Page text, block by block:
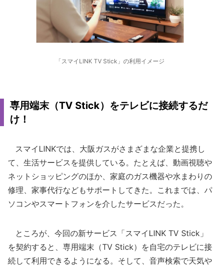
「スマイLINK TV Stick」の利用イメージ
専用端末（TV Stick）をテレビに接続するだ
け！
スマイLINKでは、大阪ガスがさまざまな企業と提携し
て、生活サービスを提供している。たとえば、動画視聴や
ネットショッピングのほか、家庭のガス機器や水まわりの
修理、家事代行などもサポートしてきた。これまでは、パ
ソコンやスマートフォンを介したサービスだった。
ところが、今回の新サービス「スマイLINK TV Stick」
を契約すると、専用端末（TV Stick）を自宅のテレビに接
続して利用できるようになる。そして、音声検索で天気や